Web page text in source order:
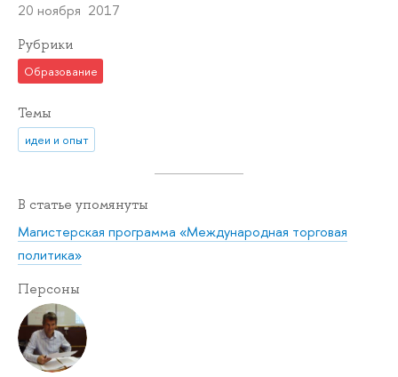
20 ноября 2017
Рубрики
Образование
Темы
идеи и опыт
В статье упомянуты
Магистерская программа «Международная торговая
политика»
Персоны